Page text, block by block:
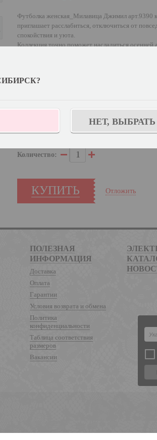
Футболка женская_Милавица Джимил арт.9390
приглашает расслабиться, отключиться от
спокойствия и уюта.
Коллекция точно поможет насладиться осенней
Выберите цвет:
Количество:
КУПИТЬ Отложить
ПОЛЕЗНАЯ
ИНФОРМАЦИЯ
Доставка
Оплата
Гарантии
Условия возврата и обмена
Политика
конфиденциальности
Таблица соответствия
размеров
Вакансии
НЕТ,